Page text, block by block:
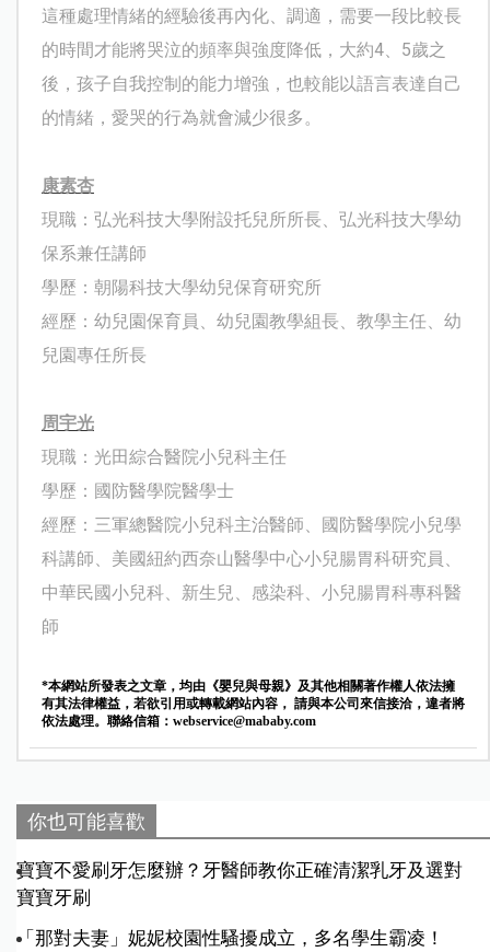
這種處理情緒的經驗後再內化、調適，需要一段比較長
的時間才能將哭泣的頻率與強度降低，大約4、5歲之
後，孩子自我控制的能力增強，也較能以語言表達自己
的情緒，愛哭的行為就會減少很多。
康素杏
現職： 弘光科技大學附設托兒所所長、 弘光科技大學幼
保系兼任講師
學歷： 朝陽科技大學幼兒保育研究所
經歷：幼兒園保育員、 幼兒園教學組長、教學主任、 幼
兒園專任所長
周宇光
現職： 光田綜合醫院小兒科主任
學歷：國防醫學院醫學士
經歷：三軍總醫院小兒科主治醫師、
國防醫學院小兒學
科講師、 美國紐約西奈山醫學中心小兒腸胃科研究員、
中華民國小兒科、新生兒、感染科、小兒腸胃科專科醫
師
*本網站所發表之文章，均由《嬰兒與母親》及其他相關著作權人依法擁
有其法律權益，若欲引用或轉載網站內容， 請與本公司來信接洽，違者將
依法處理。聯絡信箱： webservice@mababy.com
你也可能喜歡
寶寶不愛刷牙怎麼辦？牙醫師教你正確清潔乳牙及選對
寶寶牙刷
「那對夫妻」妮妮校園性騷擾成立，多名學生霸凌！